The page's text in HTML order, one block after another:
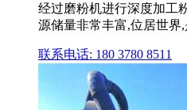
经过磨粉机进行深度加工
源储量非常丰富,位居世界
联系电话: 180 3780 8511